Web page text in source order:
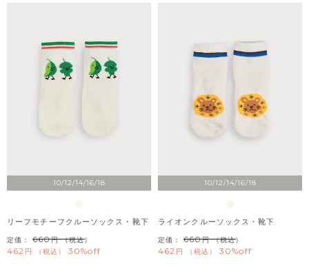
10/12/14/16/18
リーフモチーフクルーソックス・靴下
定価： 660 （税込）
462 税込 30%off
10/12/14/16/18
ライオンクルーソックス・靴下
定価： 660 （税込）
462 税込 30%off